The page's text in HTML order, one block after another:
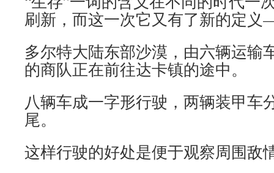
刷新，而这一次它又有了新的定
多尔特大陆东部沙漠，由六辆运输
的商队正在前往达卡镇的途中。
八辆车成一字形行驶，两辆装甲车
尾。
这样行驶的好处是便于观察周围敌